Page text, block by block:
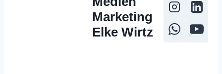
Marketing
Elke Wirtz